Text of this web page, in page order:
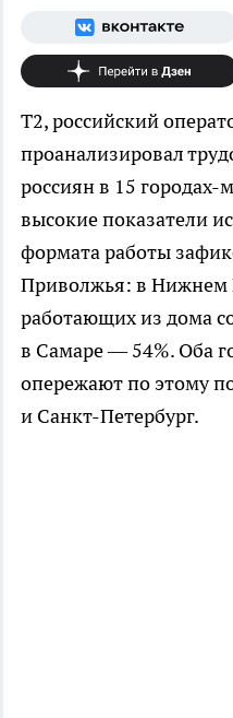
Т2, российский
проанализировал
россиян в 15
высокие показатели
формата работы
Приволжья: в Нижнем
работающих из дома
в Самаре — 54%. Оба
опережают по этому
и Санкт-Петербург.